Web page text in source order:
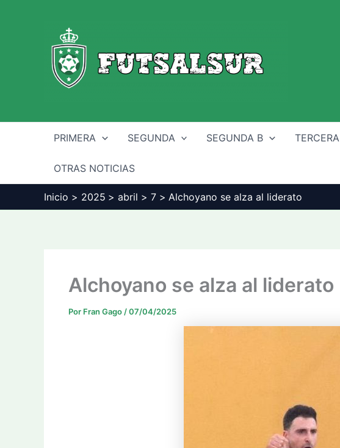
PRIMERA SEGUNDA SEGUNDA B TERCERA
OTRAS NOTICIAS
Inicio 2025 abril 7 Alchoyano se alza al liderato
Alchoyano se alza al liderato
Por Fran Gago /07/04/2025